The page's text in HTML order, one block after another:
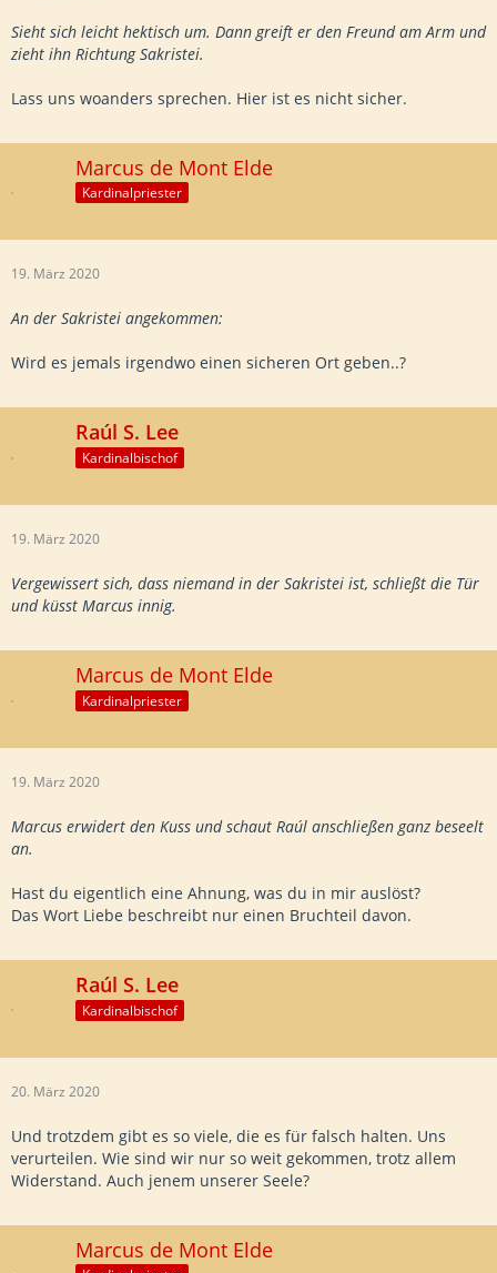
Sieht sich leicht hektisch um. Dann greift er den Freund am Arm und
zieht ihn Richtung Sakristei.
Lass uns woanders sprechen. Hier ist es nicht sicher.
Marcus de Mont Elde
Kardinalpriester
19. März 2020
An der Sakristei angekommen:
Wird es jemals irgendwo einen sicheren Ort geben..?
Raúl S. Lee
Kardinalbischof
19. März 2020
Vergewissert sich, dass niemand in der Sakristei ist, schließt die Tür
und küsst Marcus innig.
Marcus de Mont Elde
Kardinalpriester
19. März 2020
Marcus erwidert den Kuss und schaut Raúl anschließen ganz beseelt
an.
Hast du eigentlich eine Ahnung, was du in mir auslöst?
Das Wort Liebe beschreibt nur einen Bruchteil davon.
Raúl S. Lee
Kardinalbischof
20. März 2020
Und trotzdem gibt es so viele, die es für falsch halten. Uns
verurteilen. Wie sind wir nur so weit gekommen, trotz allem
Widerstand. Auch jenem unserer Seele?
Marcus de Mont Elde